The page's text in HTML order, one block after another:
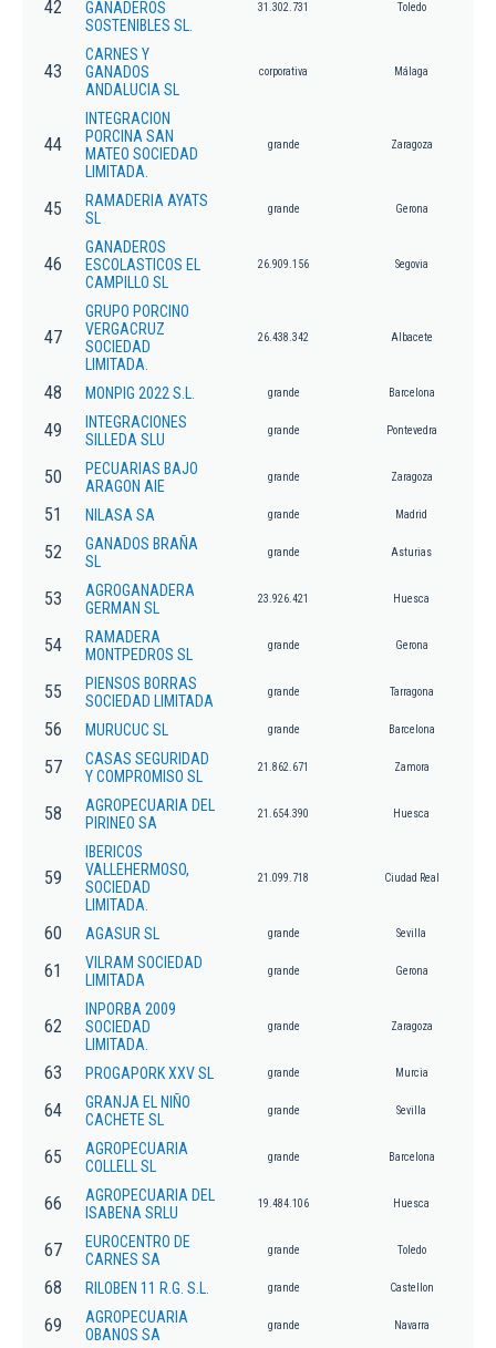
42
GANADEROS
SOSTENIBLES SL.
31.302.731 Toledo
43
CARNES Y
GANADOS
ANDALUCIA SL
corporativa Málaga
44
INTEGRACION
PORCINA SAN
MATEO SOCIEDAD
LIMITADA.
grande Zaragoza
45
RAMADERIA AYATS
SL
grande Gerona
46
GANADEROS
ESCOLASTICOS EL
CAMPILLO SL
26.909.156 Segovia
47
GRUPO PORCINO
VERGACRUZ
SOCIEDAD
LIMITADA.
26.438.342 Albacete
48 MONPIG 2022 S.L. grande Barcelona
49
INTEGRACIONES
SILLEDA SLU
grande Pontevedra
50
PECUARIAS BAJO
ARAGON AIE
grande Zaragoza
51 NILASA SA grande Madrid
52
GANADOS BRAÑA
SL
grande Asturias
53
AGROGANADERA
GERMAN SL
23.926.421 Huesca
54
RAMADERA
MONTPEDROS SL
grande Gerona
55
PIENSOS BORRAS
SOCIEDAD LIMITADA
grande Tarragona
56 MURUCUC SL grande Barcelona
57
CASAS SEGURIDAD
Y COMPROMISO SL
21.862.671 Zamora
58
AGROPECUARIA DEL
PIRINEO SA
21.654.390 Huesca
59
IBERICOS
VALLEHERMOSO,
SOCIEDAD
LIMITADA.
21.099.718 Ciudad Real
60 AGASUR SL grande Sevilla
61
VILRAM SOCIEDAD
LIMITADA
grande Gerona
62
INPORBA 2009
SOCIEDAD
LIMITADA.
grande Zaragoza
63 PROGAPORK XXV SL grande Murcia
64
GRANJA EL NIÑO
CACHETE SL
grande Sevilla
65
AGROPECUARIA
COLLELL SL
grande Barcelona
66
AGROPECUARIA DEL
ISABENA SRLU
19.484.106 Huesca
67
EUROCENTRO DE
CARNES SA
grande Toledo
68 RILOBEN 11 R.G. S.L. grande Castellon
69
AGROPECUARIA
OBANOS SA
grande Navarra